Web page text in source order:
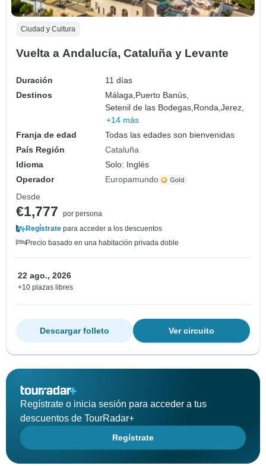
Ciudad y Cultura
Vuelta a Andalucía, Cataluña y Levante
Duración
11 días
Destinos
Málaga, Puerto Banús,
Setenil de las Bodegas, Ronda,Jerez,
+14 más
Franja de edad
Todas las edades son bienvenidas
País Región
Cataluña
Idioma
Solo: Inglés
Operador
Europamundo
Desde
€1,777
por persona
Regístrate para acceder a los descuentos
Precio basado en una habitación privada doble
22 ago., 2026
+10 plazas libres
Ver circuito
Descargar folleto
Regístrate o inicia sesión para acceder a tus
descuentos de TourRadar+
Regístrate